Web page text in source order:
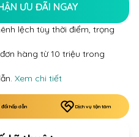
ƯU ĐÃI NGAY
lệch tùy thời điểm, trọng
hàng từ 10 triệu trong
Xem chi tiết
đổi hấp dẫn Dịch vụ tận tâm